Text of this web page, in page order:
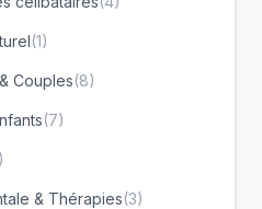
(1)
Couples(8)
(7)
& Thérapies(3)